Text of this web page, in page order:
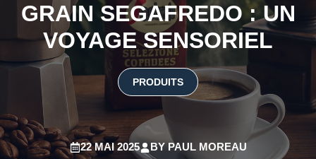
GRAIN SEGAFREDO : UN
VOYAGE SENSORIEL
PRODUITS
22 MAI 2025 BYPAUL MOREAU